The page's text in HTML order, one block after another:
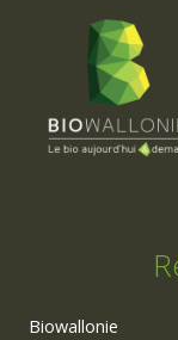
Biowallonie